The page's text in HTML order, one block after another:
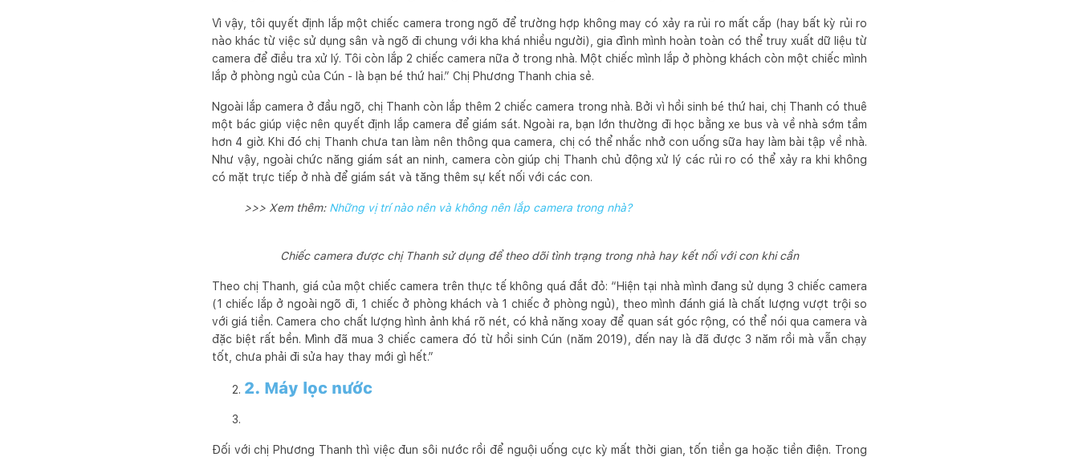
Vì vậy, tôi quyết định lắp một chiếc camera trong ngõ để trường hợp không may có xảy ra rủi ro mất cắp (hay bất kỳ rủi ro
nào khác từ việc sử dụng sân và ngõ đi chung với kha khá nhiều người), gia đình mình hoàn toàn có thể truy xuất dữ liệu từ
camera để điều tra xử lý. Tôi còn lắp 2 chiếc camera nữa ở trong nhà. Một chiếc mình lắp ở phòng khách còn một chiếc mình
lắp ở phòng ngủ của Cún - là bạn bé thứ hai.” Chị Phương Thanh chia sẻ.
Ngoài lắp camera ở đầu ngõ, chị Thanh còn lắp thêm 2 chiếc camera trong nhà. Bởi vì hồi sinh bé thứ hai, chị Thanh có thuê
một bác giúp việc nên quyết định lắp camera để giám sát. Ngoài ra, bạn lớn thường đi học bằng xe bus và về nhà sớm tầm
hơn 4 giờ. Khi đó chị Thanh chưa tan làm nên thông qua camera, chị có thể nhắc nhở con uống sữa hay làm bài tập về nhà.
Như vậy, ngoài chức năng giám sát an ninh, camera còn giúp chị Thanh chủ động xử lý các rủi ro có thể xảy ra khi không
có mặt trực tiếp ở nhà để giám sát và tăng thêm sự kết nối với các con.
>>> Xem thêm: Những vị trí nào nên và không nên lắp camera trong nhà?
Chiếc camera được chị Thanh sử dụng để theo dõi tình trạng trong nhà hay kết nối với con khi cần
Theo chị Thanh, giá của một chiếc camera trên thực tế không quá đắt đỏ: “Hiện tại nhà mình đang sử dụng 3 chiếc camera
(1 chiếc lắp ở ngoài ngõ đi, 1 chiếc ở phòng khách và 1 chiếc ở phòng ngủ), theo mình đánh giá là chất lượng vượt trội so
với giá tiền. Camera cho chất lượng hình ảnh khá rõ nét, có khả năng xoay để quan sát góc rộng, có thể nói qua camera và
đặc biệt rất bền. Mình đã mua 3 chiếc camera đó từ hồi sinh Cún (năm 2019), đến nay là đã được 3 năm rồi mà vẫn chạy
tốt, chưa phải đi sửa hay thay mới gì hết.”
2. Máy lọc nước
Đối với chị Phương Thanh thì việc đun sôi nước rồi để nguội uống cực kỳ mất thời gian, tốn tiền ga hoặc tiền điện. Trong